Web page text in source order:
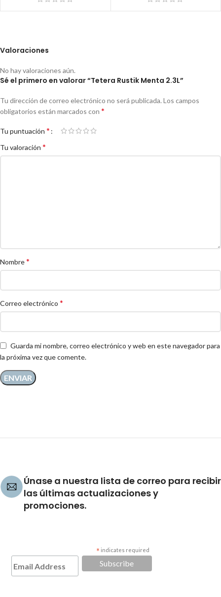
Valoraciones
No hay valoraciones aún.
Sé el primero en valorar “Tetera Rustik Menta 2.3L”
Tu dirección de correo electrónico no será publicada. Los campos
obligatorios están marcados con *
Tu puntuación *
Tu valoración *
Nombre*
Correo electrónico *
Guarda mi nombre, correo electrónico y web en este navegador para
la próxima vez que comente.
Únase a nuestra lista de correo para recibir
las últimas actualizaciones y
promociones.
* indicates required